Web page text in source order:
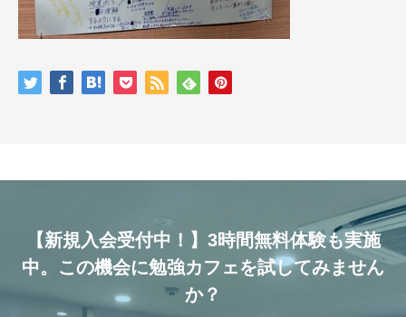
【新規入会受付中！】3時間無料体験も実施
中。この機会に勉強カフェを試してみません
か？